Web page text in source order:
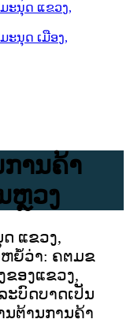
ະນຸດ ແຂວງ,
ະນຸດ ເມືອງ,
ານຄ້າ
ຫຼວງ
ແຂວງ,
ຍໍ້ວ່າ: ຄຕມຂ
ອງແຂວງ,
ະບົດບາດເປັນ
ຕ້ານການຄ້າ